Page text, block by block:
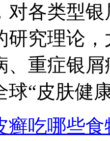
对各类型
研究理论
、重症银
球“皮肤健
癣吃哪些